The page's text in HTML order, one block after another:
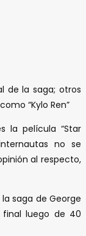
de la saga; otros
“Kylo Ren”
la película “Star
no se
al respecto,
saga de George
final luego de 40